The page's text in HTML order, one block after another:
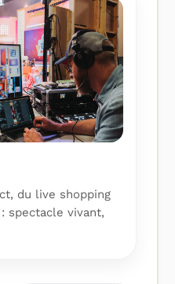
du live shopping
spectacle vivant,